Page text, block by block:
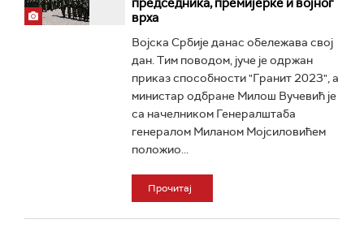
председника, премијерке и војног
врха
Војска Србије данас обележава свој
дан. Тим поводом, јуче је одржан
приказ способности "Гранит 2023", а
министар одбране Милош Вучевић је
са начелником Генералштаба
генералом Миланом Мојсиловићем
положио...
Прочитај